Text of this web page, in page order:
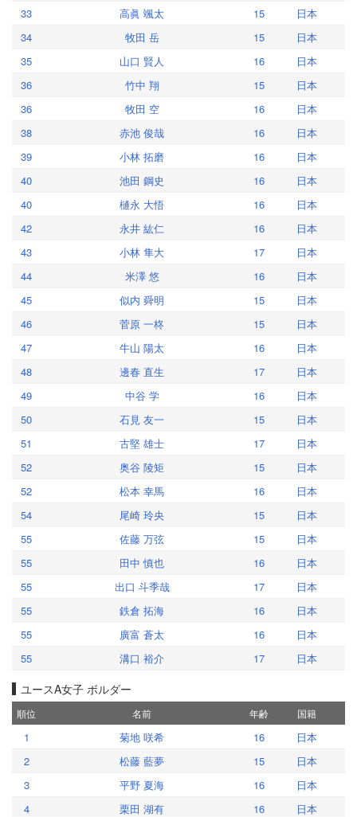
33 高眞 颯太 15
日本
34
牧田 岳 15
日本
35
山口 賢人 16
日本
36
竹中 翔 15
日本
36
牧田 空 16
日本
38
赤池 俊哉 16
日本
39
小林 拓磨 16
日本
40
池田 鋼史 16
日本
40
樋永 大悟 16
日本
42
永井 紘仁 16
日本
43
小林 隼大 17
日本
44
米澤 悠 16
日本
45
似内 舜明 15
日本
46
菅原 一柊 15
日本
47
牛山 陽太 16
日本
48
邊春 直生 17
日本
49
中谷 学 16
日本
50
石見 友一 15
日本
51
古堅 雄士 17
日本
52
奥谷 陵矩 15
日本
52
松本 幸馬 16
日本
54
尾崎 玲央 15
日本
55
佐藤 万弦 15
日本
55
田中 慎也 16
日本
55
出口 斗季哉 17
日本
55
鉄倉 拓海 16
日本
55
廣富 蒼太 16
日本
55
溝口 裕介 17 日本
ユースA女子 ボルダー
順位 名前 年齢 国籍
1 菊地 咲希 16
日本
2
松藤 藍夢 15
日本
3
平野 夏海 16
日本
4
栗田 湖有 16
日本